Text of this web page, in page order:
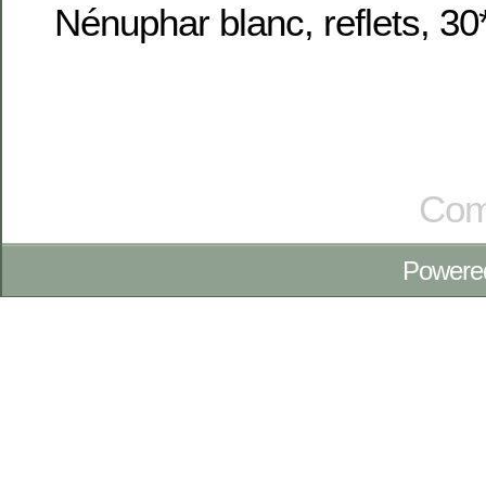
Nénuphar blanc, reflets,